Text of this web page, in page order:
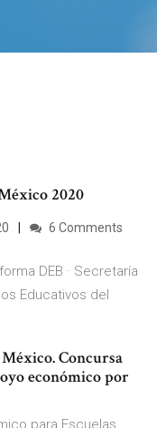
2020
6 Comments
DEB · Secretaría
Educativos del
Concursa
económico por